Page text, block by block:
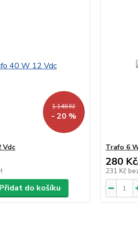
1 148 Kč
- 20 %
Vdc
Přidat do košíku
Trafo 6
280 Kč
231 Kč